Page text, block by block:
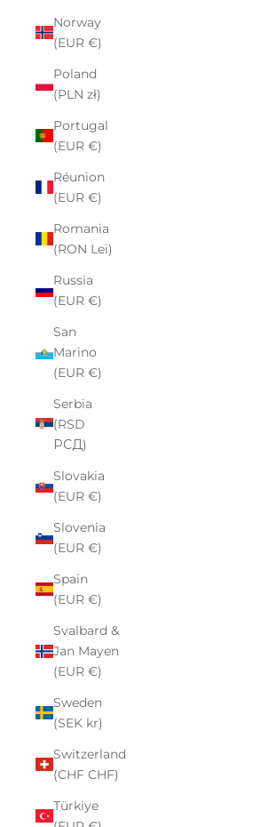
Norway
(EUR €)
Poland
(PLN zł)
Portugal
(EUR €)
Réunion
(EUR €)
Romania
(RON Lei)
Russia
(EUR €)
San
Marino
(EUR €)
Serbia
(RSD
РСД)
Slovakia
(EUR €)
Slovenia
(EUR €)
Spain
(EUR €)
Svalbard &
Jan Mayen
(EUR €)
Sweden
(SEK kr)
Switzerland
(CHF CHF)
Türkiye